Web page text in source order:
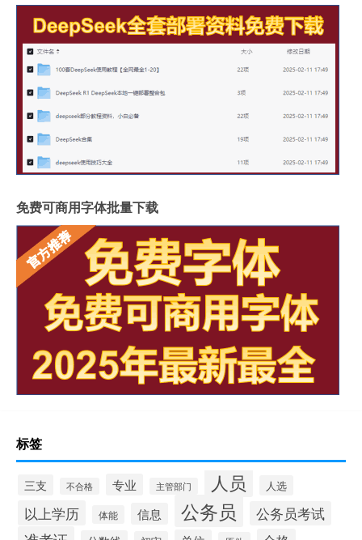
免费可商用字体批量下载
标签
三支 不合格 专业 主管部门 人员 人选
以上学历 体能 信息 公务员 公务员考试